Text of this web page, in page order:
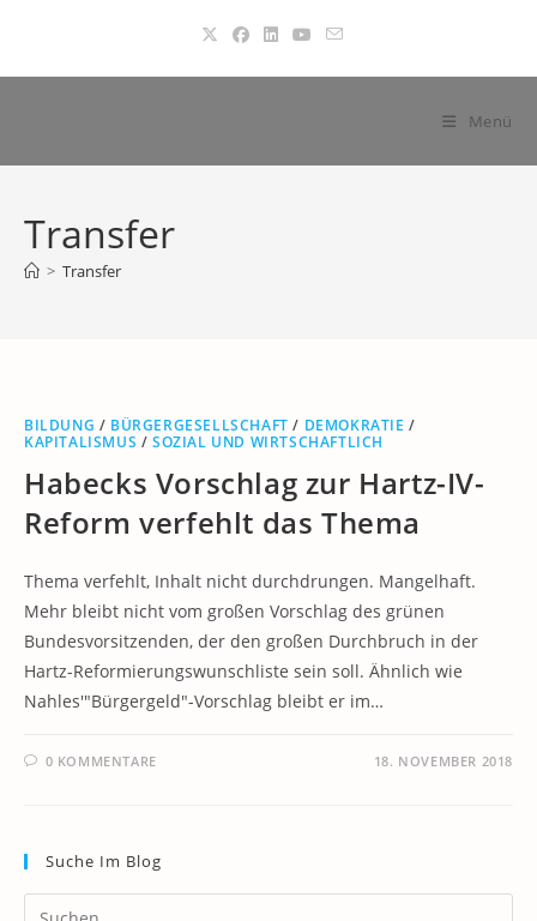
springen
Menü
Transfer
> Transfer
BILDUNG / BÜRGERGESELLSCHAFT / DEMOKRATIE /
KAPITALISMUS /SOZIAL UND WIRTSCHAFTLICH
Habecks Vorschlag zur Hartz-IV-
Reform verfehlt das Thema
Thema verfehlt, Inhalt nicht durchdrungen. Mangelhaft.
Mehr bleibt nicht vom großen Vorschlag des grünen
Bundesvorsitzenden, der den großen Durchbruch in der
Hartz-Reformierungswunschliste sein soll. Ähnlich wie
Nahles'"Bürgergeld"-Vorschlag bleibt er im…
0 KOMMENTARE 18. NOVEMBER 2018
Suche Im Blog